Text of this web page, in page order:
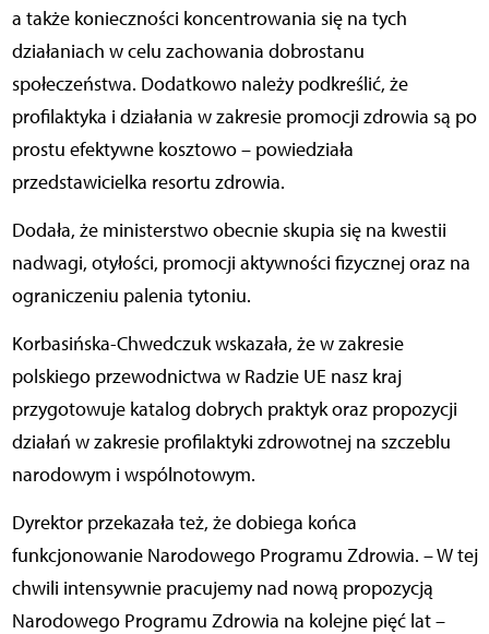
a także konieczności koncentrowania się na tych
działaniach w celu zachowania dobrostanu
społeczeństwa. Dodatkowo należy podkreślić, że
profilaktyka i działania w zakresie promocji zdrowia są po
prostu efektywne kosztowo – powiedziała
przedstawicielka resortu zdrowia.
Dodała, że ministerstwo obecnie skupia się na kwestii
nadwagi, otyłości, promocji aktywności fizycznej oraz na
ograniczeniu palenia tytoniu.
Korbasińska-Chwedczuk wskazała, że w zakresie
polskiego przewodnictwa w Radzie UE nasz kraj
przygotowuje katalog dobrych praktyk oraz propozycji
działań w zakresie profilaktyki zdrowotnej na szczeblu
narodowym i wspólnotowym.
Dyrektor przekazała też, że dobiega końca
funkcjonowanie Narodowego Programu Zdrowia. – W tej
chwili intensywnie pracujemy nad nową propozycją
Narodowego Programu Zdrowia na kolejne pięć lat –